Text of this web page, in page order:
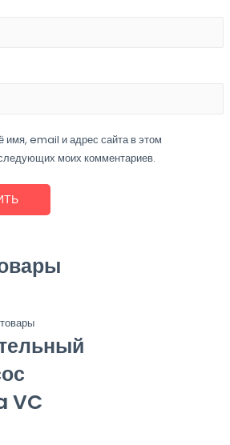
имя, email и адрес сайта в этом
моих комментариев.
VC